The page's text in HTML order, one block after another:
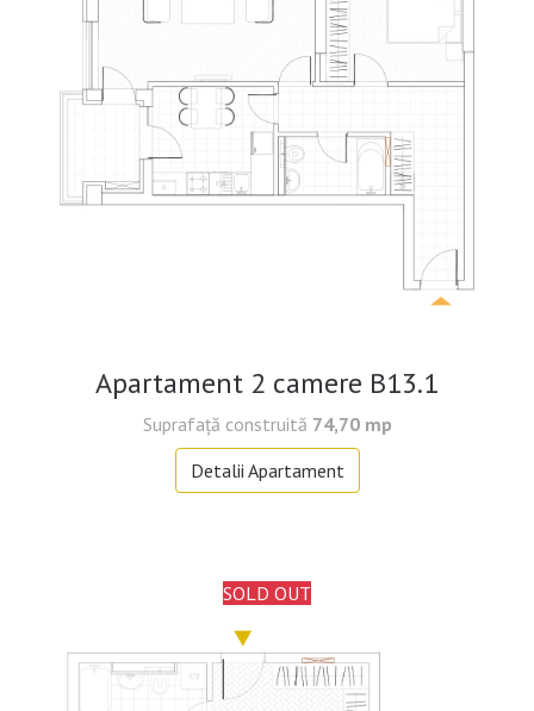
Apartament 2 camere B13.1
Suprafaţă construită 74,70 mp
Detalii Apartament
SOLD OUT